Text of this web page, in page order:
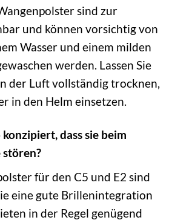
sind zur
und können vorsichtig von
Wasser und einem milden
werden. Lassen Sie
der Luft vollständig trocknen,
in den Helm einsetzen.
dass sie beim
für den C5 und E2 sind
eine gute Brillenintegration
in der Regel genügend